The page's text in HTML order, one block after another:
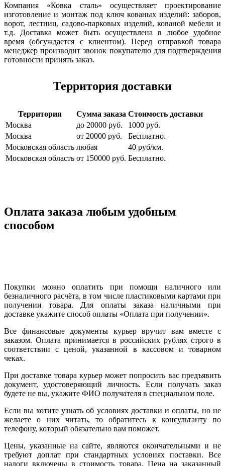
Компания «Ковка сталь» осуществляет проектирование
изготовление и монтаж под ключ кованых изделий: заборов,
ворот, лестниц, садово-парковых изделий, кованой мебели и
т.д. Доставка может быть осуществлена в любое удобное
время (обсуждается с клиентом). Перед отправкой товара
менеджер производит звонок покупателю для подтверждения
готовности принять заказ.
Территория доставки
Территория Сумма заказа Стоимость доставки
Москва
до 20000 руб.
1000 руб.
Москва
от 20000 руб.
Бесплатно.
Московская область любая
40 руб/км.
Московская область от 150000 руб. Бесплатно.
Оплата заказа любым удобным
способом
Покупки можно оплатить при помощи наличного или
безналичного расчёта, в том числе пластиковыми картами при
получении товара. Для оплаты заказа наличными при
доставке укажите способ оплаты «Оплата при получении».
Все финансовые документы курьер вручит вам вместе с
заказом. Оплата принимается в российских рублях строго в
соответствии с ценой, указанной в кассовом и товарном
чеках.
При доставке товара курьер может попросить вас предъявить
документ, удостоверяющий личность. Если получать заказ
будете не вы, укажите ФИО получателя в специальном поле.
Если вы хотите узнать об условиях доставки и оплаты, но не
желаете о них читать, то обратитесь к консультанту по
телефону, который обязательно вам поможет.
Цены, указанные на сайте, являются окончательными и не
требуют доплат при стандартных условиях поставки. Все
налоги включены в стоимость товара. Цена на заказанный